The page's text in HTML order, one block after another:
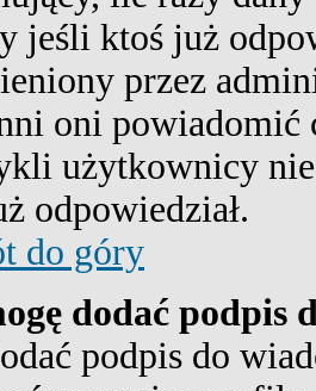
jeśli ktoś już
przez
oni powiadomić
użytkownicy
odpowiedział.
do góry
dodać podpis
podpis do